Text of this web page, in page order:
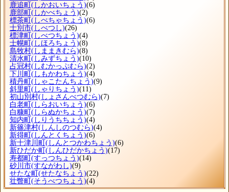
鹿追町 (しかおいちょう)(6)
鹿部町 (しかべちょう)(2)
標茶町 (しべちゃちょう)(6)
士別市(しべつし)(26)
標津町 (しべつちょう)(4)
士幌町 (しほろちょう)(8)
島牧村(しままきむら)(8)
清水町 (しみずちょう)(10)
占冠村(しむかっぷむら)(2)
下川町 (しもかわちょう)(4)
積丹町 (しゃこたんちょう)(9)
斜里町 (しゃりちょう)(11)
初山別村(しょさんべつむら)(7)
白老町 (しらおいちょう)(6)
白糠町 (しらぬかちょう)(7)
知内町 (しりうちちょう)(4)
新篠津村(しんしのつむら)(4)
新得町 (しんとくちょう)(6)
新十津川町 (しんとつかわちょう)(6)
新ひだか町 (しんひだかちょう)(17)
寿都町 (すっつちょう)(14)
砂川市(すながわし)(9)
せたな町 (せたなちょう)(22)
壮瞥町 (そうべつちょう)(4)